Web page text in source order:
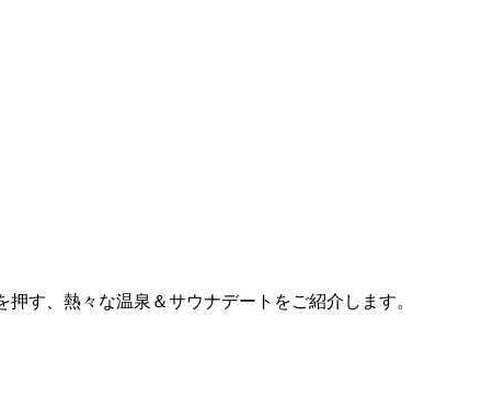
す、熱々な温泉＆サウナデートをご紹介します。